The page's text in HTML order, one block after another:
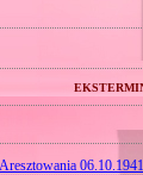
Aresztowania